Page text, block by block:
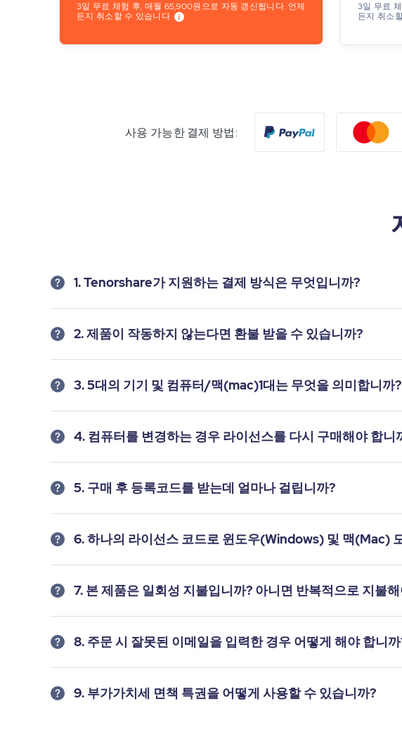
3일 무료 체험 후, 매월 65,900원으로 자동 갱신됩니다. 언제
든지 취소할 수 있습니다.
3일 무료
든지 취소
사용 가능한 결제 방법:
1. Tenorshare가 지원하는 결제 방식은 무엇입니까?
2. 제품이 작동하지 않는다면 환불 받을 수 있습니까?
3. 5대의 기기 및 컴퓨터/맥(mac)1대는 무엇을 의미합니까?
4. 컴퓨터를 변경하는 경우 라이선스를 다시 구매해야 합니
5. 구매 후 등록코드를 받는데 얼마나 걸립니까?
6. 하나의 라이선스 코드로 윈도우(Windows) 및 맥(Mac)
7. 본 제품은 일회성 지불입니까? 아니면 반복적으로 지불
8. 주문 시 잘못된 이메일을 입력한 경우 어떻게 해야 합니
9. 부가가치세 면책 특권을 어떻게 사용할 수 있습니까?